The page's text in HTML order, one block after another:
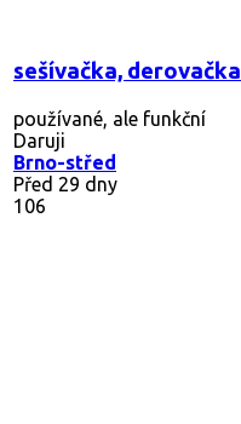
sešívačka, derovačka
používané, ale funkční
Daruji
Brno-střed
Před 29 dny
106